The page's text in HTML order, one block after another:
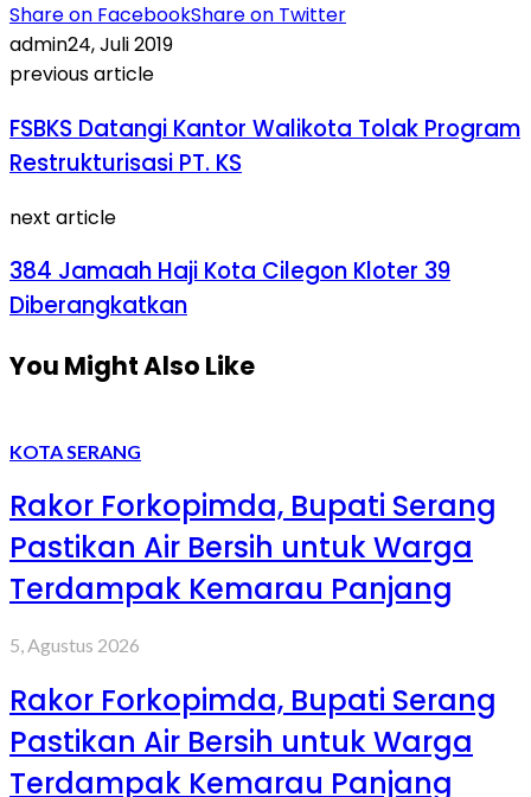
Share on FacebookShare on Twitter
admin24, Juli 2019
previous article
FSBKS Datangi Kantor Walikota Tolak Program
Restrukturisasi PT. KS
next article
384 Jamaah Haji Kota Cilegon Kloter 39
Diberangkatkan
You Might Also Like
KOTA SERANG
Rakor Forkopimda, Bupati Serang
Pastikan Air Bersih untuk Warga
Terdampak Kemarau Panjang
5, Agustus 2026
Rakor Forkopimda, Bupati Serang
Pastikan Air Bersih untuk Warga
Terdampak Kemarau Panjang